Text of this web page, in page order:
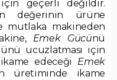
geçerli değildir.
değerinin ürüne
mutlaka makineden
Emek Gücünü
ucuzlatması için
edeceği Emek
üretiminde ikame